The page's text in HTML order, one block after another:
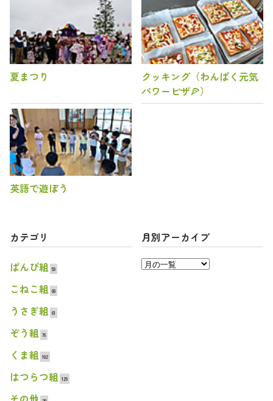
夏まつり
クッキング（わんぱく元気
パワーピザ🍕）
英語で遊ぼう
カテゴリ
ばんび組 59
こねこ組 60
うさぎ組 61
ぞう組 76
くま組 102
はつらつ組 129
月別アーカイブ